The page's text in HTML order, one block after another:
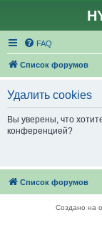
FAQ
Список форумов
Удалить cookies
Вы уверены, что
конференцией?
Список форумов
Создано на